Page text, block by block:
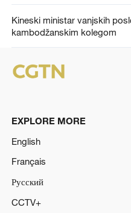
Kineski ministar vanjskih
kambodžanskim kolegom
EXPLORE MORE
English
Français
Русский
CCTV+